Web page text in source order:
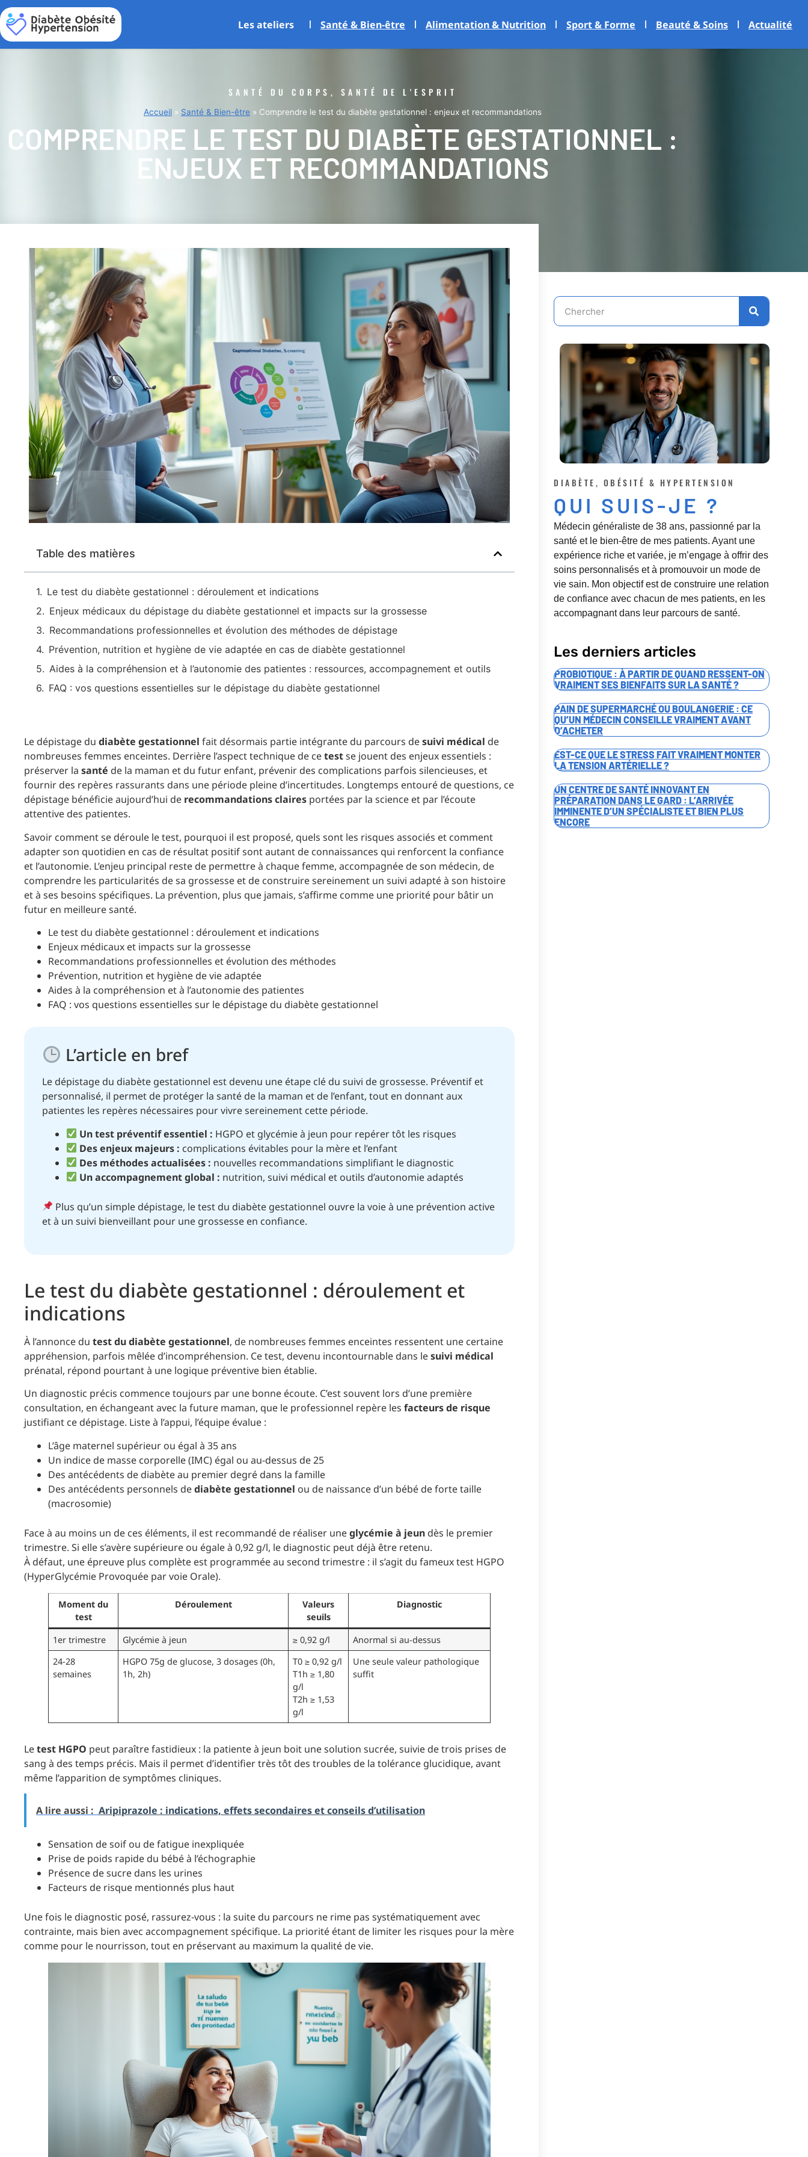
Les ateliers Santé & Bien-être Alimentation & Nutrition Sport & Forme Beauté & Soins Actualité
SANTÉ DU CORPS, SANTÉ DE L'ESPRIT
Accueil » Santé & Bien-être » Comprendre le test du diabète gestationnel : enjeux et recommandations
COMPRENDRE LE TEST DU DIABÈTE GESTATIONNEL :
ENJEUX ET RECOMMANDATIONS
Table des matières
Le test du diabète gestationnel : déroulement et indications
Enjeux médicaux du dépistage du diabète gestationnel et impacts sur la grossesse
Recommandations professionnelles et évolution des méthodes de dépistage
Prévention, nutrition et hygiène de vie adaptée en cas de diabète gestationnel
Aides à la compréhension et à l’autonomie des patientes : ressources, accompagnement et outils
FAQ : vos questions essentielles sur le dépistage du diabète gestationnel
Le dépistage du diabète gestationnel fait désormais partie intégrante du parcours desuivi médical de
nombreuses femmes enceintes. Derrière l’aspect technique de cetestse jouent des enjeux essentiels :
préserver la santé de la maman et du futur enfant, prévenir des complications parfois silencieuses, et
fournir des repères rassurants dans une période pleine d’incertitudes. Longtemps entouré de questions, ce
dépistage bénéficie aujourd’hui de recommandations claires portées par la science et par l’écoute
attentive des patientes.
Savoir comment se déroule le test, pourquoi il est proposé, quels sont les risques associés et comment
adapter son quotidien en cas de résultat positif sont autant de connaissances qui renforcent la confiance
et l’autonomie. L’enjeu principal reste de permettre à chaque femme, accompagnée de son médecin, de
comprendre les particularités de sa grossesse et de construire sereinement un suivi adapté à son histoire
et à ses besoins spécifiques. La prévention, plus que jamais, s’affirme comme une priorité pour bâtir un
futur en meilleure santé.
Le test du diabète gestationnel : déroulement et indications
Enjeux médicaux et impacts sur la grossesse
Recommandations professionnelles et évolution des méthodes
Prévention, nutrition et hygiène de vie adaptée
Aides à la compréhension et à l’autonomie des patientes
FAQ : vos questions essentielles sur le dépistage du diabète gestationnel
L’article en bref
Le dépistage du diabète gestationnel est devenu une étape clé du suivi de grossesse. Préventif et
personnalisé, il permet de protéger la santé de la maman et de l’enfant, tout en donnant aux
patientes les repères nécessaires pour vivre sereinement cette période.
Un test préventif essentiel : HGPO et glycémie à jeun pour repérer tôt les risques
Des enjeux majeurs : complications évitables pour la mère et l’enfant
Des méthodes actualisées : nouvelles recommandations simplifiant le diagnostic
Un accompagnement global : nutrition, suivi médical et outils d’autonomie adaptés
Plus qu’un simple dépistage, le test du diabète gestationnel ouvre la voie à une prévention active
et à un suivi bienveillant pour une grossesse en confiance.
Le test du diabète gestationnel : déroulement et
indications
À l’annonce du test du diabète gestationnel, de nombreuses femmes enceintes ressentent une certaine
appréhension, parfois mêlée d’incompréhension. Ce test, devenu incontournable dans lesuivi médical
prénatal, répond pourtant à une logique préventive bien établie.
Un diagnostic précis commence toujours par une bonne écoute. C’est souvent lors d’une première
consultation, en échangeant avec la future maman, que le professionnel repère les facteurs de risque
justifiant ce dépistage. Liste à l’appui, l’équipe évalue :
L’âge maternel supérieur ou égal à 35 ans
Un indice de masse corporelle (IMC) égal ou au-dessus de 25
Des antécédents de diabète au premier degré dans la famille
Des antécédents personnels dediabète gestationnel ou de naissance d’un bébé de forte taille
(macrosomie)
Face à au moins un de ces éléments, il est recommandé de réaliser uneglycémie à jeun dès le premier
trimestre. Si elle s’avère supérieure ou égale à 0,92 g/l, le diagnostic peut déjà être retenu.
À défaut, une épreuve plus complète est programmée au second trimestre : il s’agit du fameux test HGPO
(HyperGlycémie Provoquée par voie Orale).
Moment du
test
Déroulement
Valeurs
seuils
Diagnostic
1er trimestre Glycémie à jeun ≥ 0,92 g/l
Anormal si au-dessus
24-28
semaines
HGPO 75g de glucose, 3 dosages (0h,
1h, 2h)
T0 ≥ 0,92 g/l
T1h ≥ 1,80
g/l
T2h ≥ 1,53
g/l
Une seule valeur pathologique
suffit
Letest HGPO peut paraître fastidieux : la patiente à jeun boit une solution sucrée, suivie de trois prises de
sang à des temps précis. Mais il permet d’identifier très tôt des troubles de la tolérance glucidique, avant
même l’apparition de symptômes cliniques.
A lire aussi : Aripiprazole : indications, effets secondaires et conseils d’utilisation
Sensation de soif ou de fatigue inexpliquée
Prise de poids rapide du bébé à l’échographie
Présence de sucre dans les urines
Facteurs de risque mentionnés plus haut
Une fois le diagnostic posé, rassurez-vous : la suite du parcours ne rime pas systématiquement avec
contrainte, mais bien avec accompagnement spécifique. La priorité étant de limiter les risques pour la mère
comme pour le nourrisson, tout en préservant au maximum la qualité de vie.
DIABÈTE, OBÉSITÉ & HYPERTENSION
QUI SUIS-JE ?
Médecin généraliste de 38 ans, passionné par la
santé et le bien-être de mes patients. Ayant une
expérience riche et variée, je m’engage à offrir des
soins personnalisés et à promouvoir un mode de
vie sain. Mon objectif est de construire une relation
de confiance avec chacun de mes patients, en les
accompagnant dans leur parcours de santé.
Les derniers articles
PROBIOTIQUE : À PARTIR DE QUAND RESSENT-ON
VRAIMENT SES BIENFAITS SUR LA SANTÉ ?
PAIN DE SUPERMARCHÉ OU BOULANGERIE : CE
QU’UN MÉDECIN CONSEILLE VRAIMENT AVANT
D’ACHETER
EST-CE QUE LE STRESS FAIT VRAIMENT MONTER
LA TENSION ARTÉRIELLE ?
UN CENTRE DE SANTÉ INNOVANT EN
PRÉPARATION DANS LE GARD : L’ARRIVÉE
IMMINENTE D’UN SPÉCIALISTE ET BIEN PLUS
ENCORE